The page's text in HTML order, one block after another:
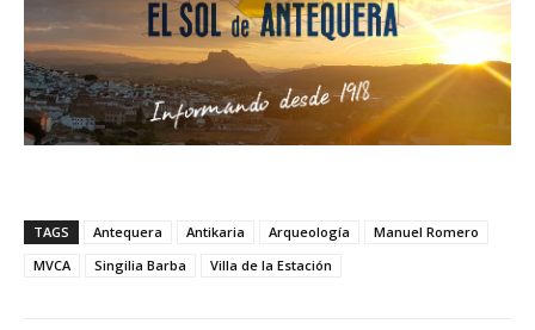
TAGS Antequera Antikaria Arqueología
Manuel Romero
MVCA
Singilia Barba Villa de la Estación